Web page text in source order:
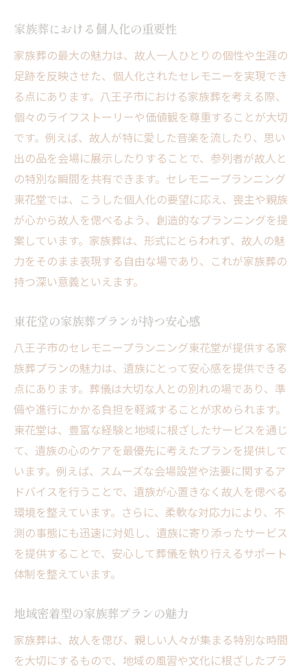
家族葬における個人化の重要性
家族葬の最大の魅力は、故人一人ひとりの個性や生涯の
足跡を反映させた、個人化されたセレモニーを実現でき
る点にあります。八王子市における家族葬を考える際、
個々のライフストーリーや価値観を尊重することが大切
です。例えば、故人が特に愛した音楽を流したり、思い
出の品を会場に展示したりすることで、参列者が故人と
の特別な瞬間を共有できます。セレモニープランニング
東花堂では、こうした個人化の要望に応え、喪主や親族
が心から故人を偲べるよう、創造的なプランニングを提
案しています。家族葬は、形式にとらわれず、故人の魅
力をそのまま表現する自由な場であり、これが家族葬の
持つ深い意義といえます。
東花堂の家族葬プランが持つ安心感
八王子市のセレモニープランニング東花堂が提供する家
族葬プランの魅力は、遺族にとって安心感を提供できる
点にあります。葬儀は大切な人との別れの場であり、準
備や進行にかかる負担を軽減することが求められます。
東花堂は、豊富な経験と地域に根ざしたサービスを通じ
て、遺族の心のケアを最優先に考えたプランを提供して
います。例えば、スムーズな会場設営や法要に関するア
ドバイスを行うことで、遺族が心置きなく故人を偲べる
環境を整えています。さらに、柔軟な対応力により、不
測の事態にも迅速に対処し、遺族に寄り添ったサービス
を提供することで、安心して葬儀を執り行えるサポート
体制を整えています。
地域密着型の家族葬プランの魅力
家族葬は、故人を偲び、親しい人々が集まる特別な時間
を大切にするもので、地域の風習や文化に根ざしたプラ